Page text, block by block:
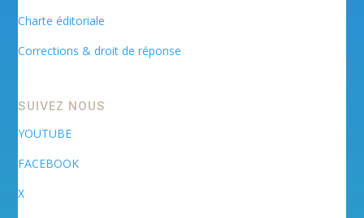
Charte éditoriale
Corrections & droit de réponse
SUIVEZ NOUS
YOUTUBE
FACEBOOK
X